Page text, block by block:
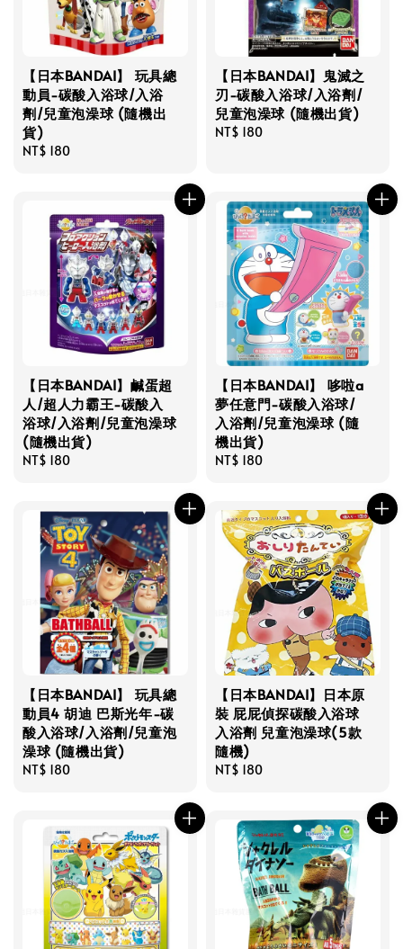
【日本BANDAI】 玩具總
動員-碳酸入浴球/入浴
劑/兒童泡澡球 (隨機出
貨)
Regular
NT$ 180
【日本BANDAI】鬼滅之
刃-碳酸入浴球/入浴劑/
兒童泡澡球 (隨機出貨)
Regular
NT$ 180
【日本BANDAI】鹹蛋超
人/超人力霸王-碳酸入
浴球/入浴劑/兒童泡澡球
(隨機出貨)
Regular
NT$ 180
【日本BANDAI】 哆啦a
夢任意門-碳酸入浴球/
入浴劑/兒童泡澡球 (隨
機出貨)
Regular
NT$ 180
【日本BANDAI】 玩具總
動員4 胡迪 巴斯光年-碳
酸入浴球/入浴劑/兒童泡
澡球 (隨機出貨)
Regular
NT$ 180
【日本BANDAI】日本原
裝 屁屁偵探碳酸入浴球
入浴劑 兒童泡澡球(5款
隨機)
Regular
NT$ 180